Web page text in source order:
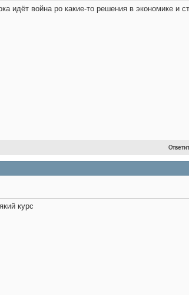
война ро какие-то решения в экономике и
курс